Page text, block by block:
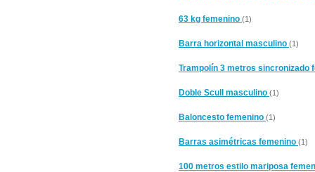
63 kg femenino (1)
Barra horizontal masculino (1)
Trampolín 3 metros sincronizado
Doble Scull masculino (1)
Baloncesto femenino (1)
Barras asimétricas femenino (1)
100 metros estilo mariposa